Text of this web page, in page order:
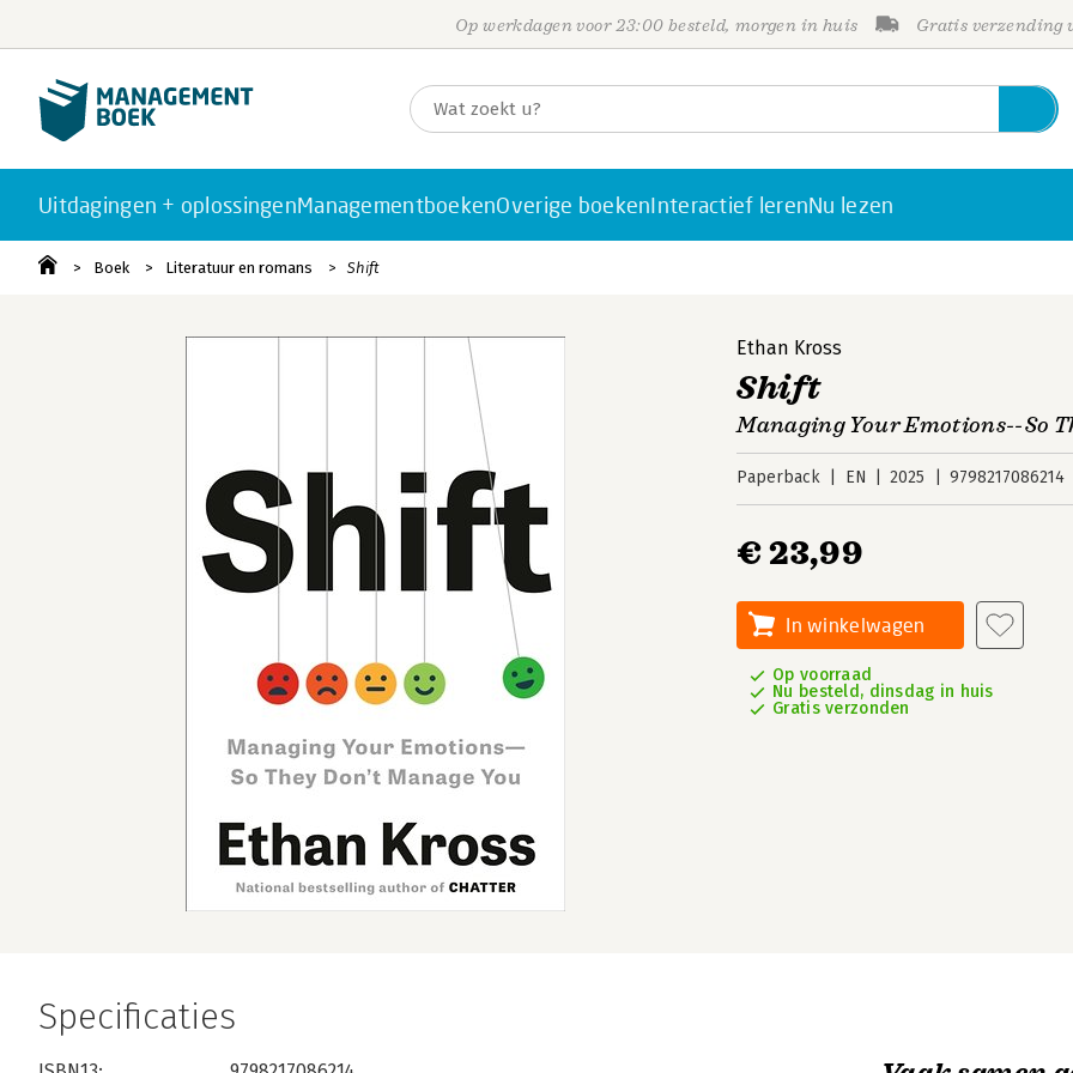
Op werkdagen voor 23:00 besteld, morgen in huis Gratis verzending
Uitdagingen + oplossingenManagementboekenOverige boekenInteractief lerenNu lezen
Boek Literatuur en romans Shift
Ethan Kross
Shift
Managing Your Emotions--So
Paperback EN 2025 9798217086214
€ 23,99
In winkelwagen
Op voorraad
Nu besteld, dinsdag in huis
Gratis verzonden
Specificaties